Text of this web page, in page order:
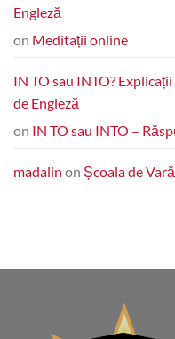
Engleză
on Meditații online
IN TO sau INTO?
de Engleză
on IN TO sau INTO –
madalin on Școala de